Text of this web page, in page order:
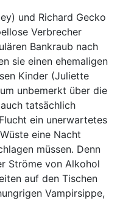
und Richard Gecko
Verbrecher
Bankraub nach
sie einen ehemaligen
Kinder (Juliette
unbemerkt über die
tatsächlich
ein unerwartetes
eine Nacht
müssen. Denn
Ströme von Alkohol
auf den Tischen
Vampirsippe,